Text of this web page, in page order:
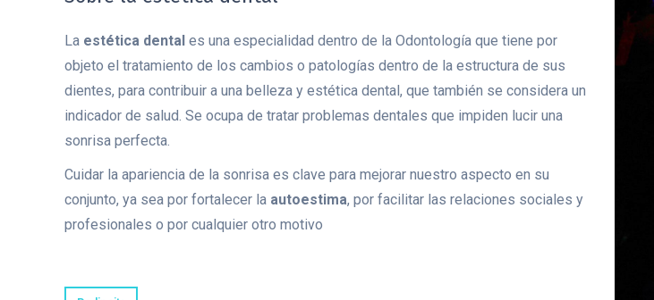
La estética dental es una especialidad dentro de la Odontología que tiene por
objeto el tratamiento de los cambios o patologías dentro de la estructura de sus
dientes, para contribuir a una belleza y estética dental, que también se considera un
indicador de salud. Se ocupa de tratar problemas dentales que impiden lucir una
sonrisa perfecta.
Cuidar la apariencia de la sonrisa es clave para mejorar nuestro aspecto en su
conjunto, ya sea por fortalecer la autoestima, por facilitar las relaciones sociales y
profesionales o por cualquier otro motivo